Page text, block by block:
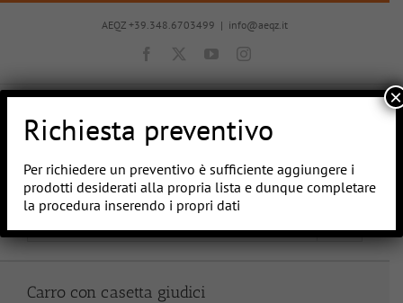
Salta
AEQZ +39.348.6703499 | info@aeqz.it
Facebook YouTubeInstagram
Vai a...
Carro con casetta giudici
Richiesta preventivo
Per richiedere un preventivo è sufficiente aggiungere i
prodotti desiderati alla propria lista e dunque completare
la procedura inserendo i propri dati
×